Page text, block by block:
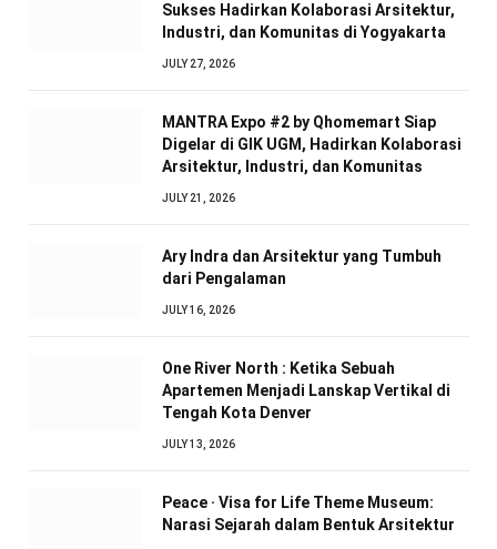
Sukses Hadirkan Kolaborasi Arsitektur,
Industri, dan Komunitas di Yogyakarta
JULY 27, 2026
MANTRA Expo #2 by Qhomemart Siap
Digelar di GIK UGM, Hadirkan Kolaborasi
Arsitektur, Industri, dan Komunitas
JULY 21, 2026
Ary Indra dan Arsitektur yang Tumbuh
dari Pengalaman
JULY 16, 2026
One River North : Ketika Sebuah
Apartemen Menjadi Lanskap Vertikal di
Tengah Kota Denver
JULY 13, 2026
Peace · Visa for Life Theme Museum:
Narasi Sejarah dalam Bentuk Arsitektur